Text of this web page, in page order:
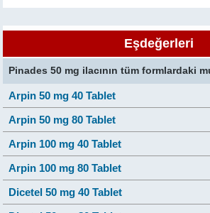
Eşdeğerleri
Pinades 50 mg ilacının tüm formlardaki
Arpin 50 mg 40 Tablet
Arpin 50 mg 80 Tablet
Arpin 100 mg 40 Tablet
Arpin 100 mg 80 Tablet
Dicetel 50 mg 40 Tablet